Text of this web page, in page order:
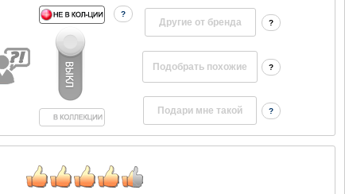
?
Другие от бренда ?
?
?